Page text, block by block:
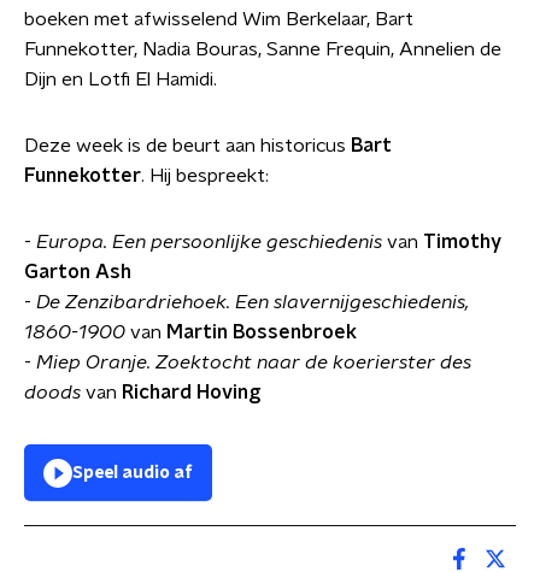
boeken met afwisselend Wim Berkelaar, Bart
Funnekotter, Nadia Bouras, Sanne Frequin, Annelien de
Dijn en Lotfi El Hamidi.
Deze week is de beurt aan historicus Bart
Funnekotter. Hij bespreekt:
- Europa. Een persoonlijke geschiedenis van Timothy
Garton Ash
- De Zenzibardriehoek. Een slavernijgeschiedenis,
1860-1900 van Martin Bossenbroek
- Miep Oranje. Zoektocht naar de koerierster des
doods van Richard Hoving
Speel audio af